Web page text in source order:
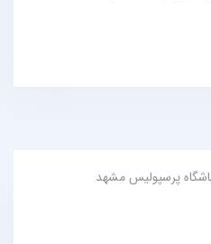
پرسپولیس مشهد